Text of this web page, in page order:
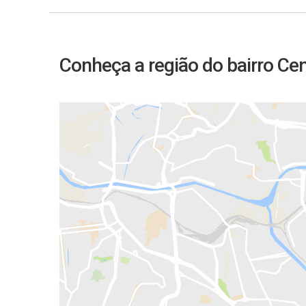
Conheça a região do bairro